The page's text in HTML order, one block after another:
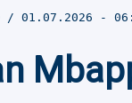
01.07.2026 -